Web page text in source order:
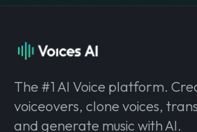
The #1 AI Voice platform.
voiceovers, clone voices,
and generate music with AI.